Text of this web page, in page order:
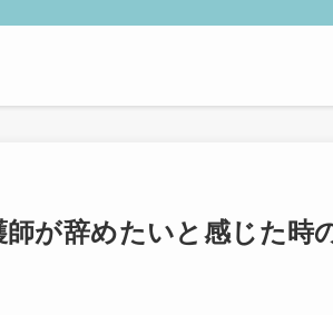
が辞めたいと感じた時